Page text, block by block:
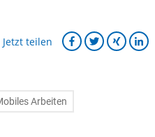
Jetzt teilen
Arbeiten